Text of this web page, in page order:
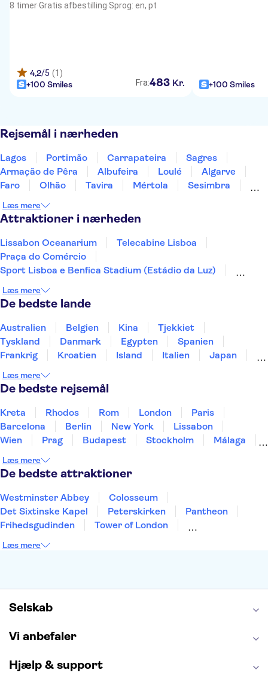
8 timer·Gratis afbestilling·Sprog: en, pt
4,2/5 (1)
+100 Smiles
Fra:483 Kr. +100 Smiles
Rejsemål i nærheden
Lagos Portimão Carrapateira
Sagres
Armação de Pêra
Albufeira Loulé
Algarve
Faro
Olhão Tavira Mértola
Sesimbra
Læs mere
Attraktioner i nærheden
Lissabon Oceanarium
Telecabine Lisboa
Praça do Comércio
Sport Lisboa e Benfica Stadium (Estádio da Luz)
Vognmuseet
Rua Augusta-buen
Calouste Gulbenkian Museum
Pena-slottet
Peneda-Geres National Park
Benagil-grotte
Det Mauriske Slot
Læs mere
De bedste lande
Australien Belgien Kina
Tjekkiet
Tyskland
Danmark Egypten
Spanien
Frankrig
Kroatien Island Italien
Japan
Thailand
Tyrkiet
Læs mere
De bedste rejsemål
Kreta Rhodos Rom London
Paris
Barcelona
Berlin New York
Lissabon
Wien
Prag Budapest Stockholm
Málaga
Kiel
Helsingborg
Læs mere
De bedste attraktioner
Westminster Abbey
Colosseum
Det Sixtinske Kapel
Peterskirken
Pantheon
Frihedsgudinden
Tower of London
Burj Khalifa
Læs mere
Selskab
Vi anbefaler
Hjælp & support